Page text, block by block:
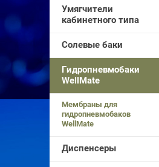
Умягчители
кабинетного типа
Солевые баки
Гидропневмобаки
WellMate
Мембраны для
гидропневмобаков
WellMate
Диспенсеры